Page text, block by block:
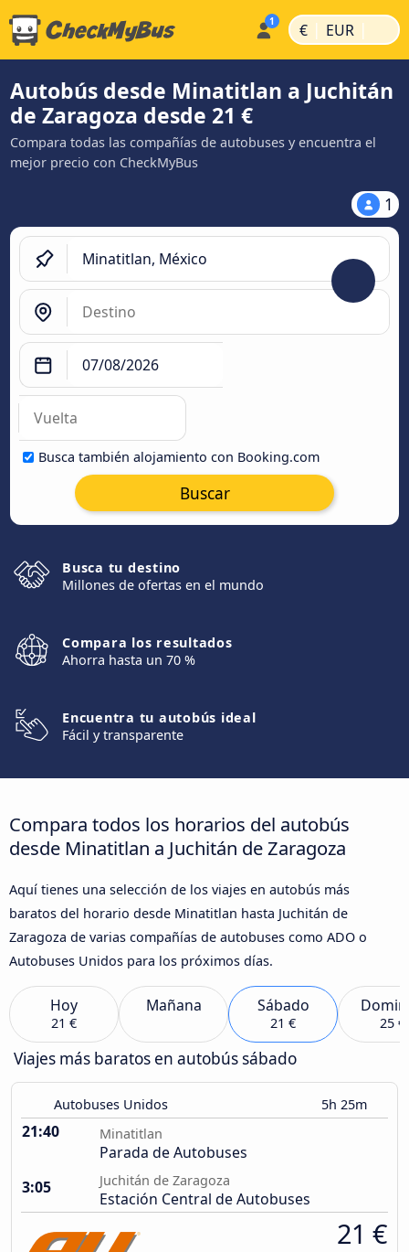
€ | EUR |
Autobús desde Minatitlan a Juchitán
de Zaragoza desde 21 €
Compara todas las compañías de autobuses y encuentra el
mejor precio con CheckMyBus
1
Busca también alojamiento con Booking.com
Buscar
Busca tu destino
Millones de ofertas en el mundo
Compara los resultados
Ahorra hasta un 70 %
Encuentra tu autobús ideal
Fácil y transparente
Compara todos los horarios del autobús
desde Minatitlan a Juchitán de Zaragoza
Aquí tienes una selección de los viajes en autobús más
baratos del horario desde Minatitlan hasta Juchitán de
Zaragoza de varias compañías de autobuses como ADO o
Autobuses Unidos para los próximos días.
Hoy
21 €
Mañana Sábado
21 € 25 €
Viajes más baratos en autobús sábado
Autobuses Unidos 5h 25m
21:40 Minatitlan
Parada de Autobuses
3:05
Juchitán de Zaragoza
Estación Central de Autobuses
21 €